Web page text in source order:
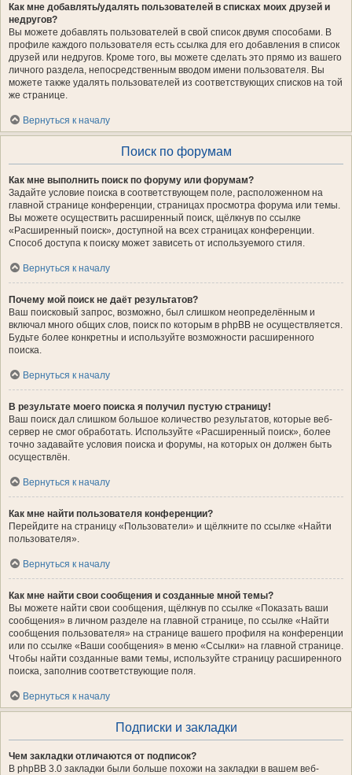
Как мне добавлять/удалять пользователей в списках моих друзей и
недругов?
Вы можете добавлять пользователей в свой список двумя способами. В
профиле каждого пользователя есть ссылка для его добавления в список
друзей или недругов. Кроме того, вы можете сделать это прямо из вашего
личного раздела, непосредственным вводом имени пользователя. Вы
можете также удалять пользователей из соответствующих списков на той
же странице.
Вернуться к началу
Поиск по форумам
Как мне выполнить поиск по форуму или форумам?
Задайте условие поиска в соответствующем поле, расположенном на
главной странице конференции, страницах просмотра форума или темы.
Вы можете осуществить расширенный поиск, щёлкнув по ссылке
«Расширенный поиск», доступной на всех страницах конференции.
Способ доступа к поиску может зависеть от используемого стиля.
Вернуться к началу
Почему мой поиск не даёт результатов?
Ваш поисковый запрос, возможно, был слишком неопределённым и
включал много общих слов, поиск по которым в phpBB не осуществляется.
Будьте более конкретны и используйте возможности расширенного
поиска.
Вернуться к началу
В результате моего поиска я получил пустую страницу!
Ваш поиск дал слишком большое количество результатов, которые веб-
сервер не смог обработать. Используйте «Расширенный поиск», более
точно задавайте условия поиска и форумы, на которых он должен быть
осуществлён.
Вернуться к началу
Как мне найти пользователя конференции?
Перейдите на страницу «Пользователи» и щёлкните по ссылке «Найти
пользователя».
Вернуться к началу
Как мне найти свои сообщения и созданные мной темы?
Вы можете найти свои сообщения, щёлкнув по ссылке «Показать ваши
сообщения» в личном разделе на главной странице, по ссылке «Найти
сообщения пользователя» на странице вашего профиля на конференции
или по ссылке «Ваши сообщения» в меню «Ссылки» на главной странице.
Чтобы найти созданные вами темы, используйте страницу расширенного
поиска, заполнив соответствующие поля.
Вернуться к началу
Подписки и закладки
Чем закладки отличаются от подписок?
В phpBB 3.0 закладки были больше похожи на закладки в вашем веб-